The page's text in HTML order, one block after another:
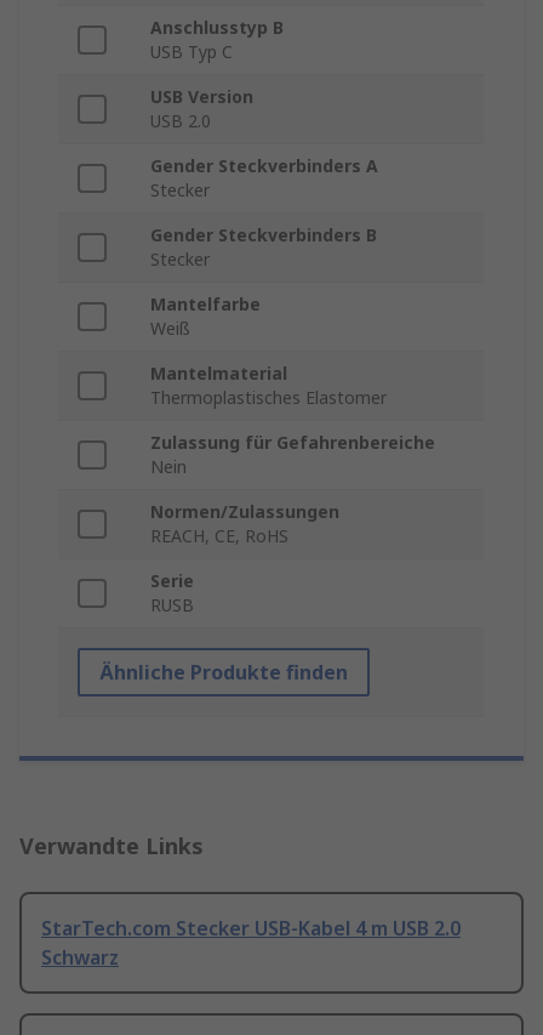
Anschlusstyp B
USB Typ C
USB Version
USB 2.0
Gender Steckverbinders A
Stecker
Gender Steckverbinders B
Stecker
Mantelfarbe
Weiß
Mantelmaterial
Thermoplastisches Elastomer
Zulassung für Gefahrenbereiche
Nein
Normen/Zulassungen
REACH, CE, RoHS
Serie
RUSB
Ähnliche Produkte finden
Verwandte Links
StarTech.com Stecker USB-Kabel 4 m USB 2.0
Schwarz